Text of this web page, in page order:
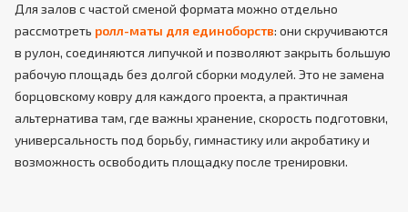
Для залов с частой сменой формата можно отдельно
рассмотреть ролл-маты для единоборств: они скручиваются
в рулон, соединяются липучкой и позволяют закрыть большую
рабочую площадь без долгой сборки модулей. Это не замена
борцовскому ковру для каждого проекта, а практичная
альтернатива там, где важны хранение, скорость подготовки,
универсальность под борьбу, гимнастику или акробатику и
возможность освободить площадку после тренировки.